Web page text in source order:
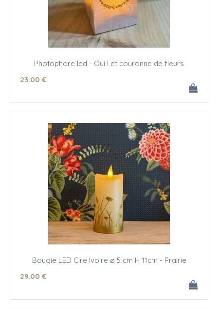
Photophore led - Oui ! et couronne de fleurs
23.00 €
Bougie LED Cire Ivoire ø 5 cm H 11cm - Prairie
29.00 €